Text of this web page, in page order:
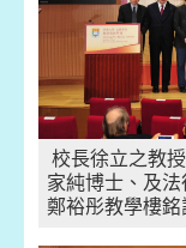
校長徐立之教
家純博士、及
鄭裕彤教學樓銘